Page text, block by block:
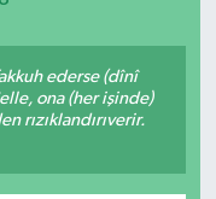
ederse (dînî
ona (her işinde)
rızıklandırıverir.